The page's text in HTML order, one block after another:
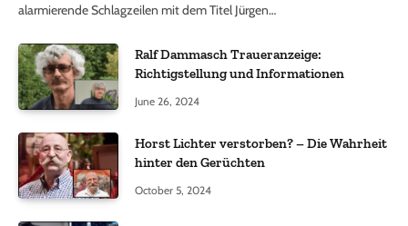
alarmierende Schlagzeilen mit dem Titel Jürgen…
Ralf Dammasch Traueranzeige:
Richtigstellung und Informationen
June 26, 2024
Horst Lichter verstorben? – Die Wahrheit
hinter den Gerüchten
October 5, 2024